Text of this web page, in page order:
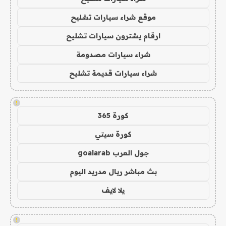
موقع شراء سيارات تشليح
ارقام يشترون سيارات تشليح
شراء سيارات مصدومة
شراء سيارات قديمة تشليح
!
كورة 365
كورة سيتي
جول العرب goalarab
بث مباشر ريال مدريد اليوم
يلا لايف
!